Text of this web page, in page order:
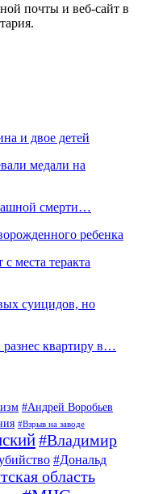
почты и веб-сайт в
и двое детей
медали на
смерти…
ребенка
места теракта
суицидов, но
квартиру в…
#Андрей Воробьев
#Взрыв на заводе
#Владимир
#Дональд
область